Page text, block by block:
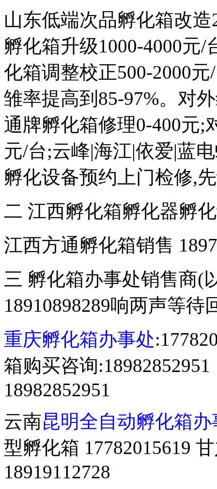
山东低端次品孵化箱改
孵化箱升级1000-4000元
化箱调整校正500-2000
雏率提高到85-97%。对
通牌孵化箱修理0-400元;
元/台;云峰|海江|依爱|蓝
孵化设备预约上门检修,
二 江西孵化箱孵化器孵
江西方通孵化箱销售
三 孵化箱办事处销售商(
18910898289响两声等
重庆孵化箱办事处
箱购买咨询
18982852951
云南昆明全自动孵化箱办
型孵化箱 17782015619
18919112728